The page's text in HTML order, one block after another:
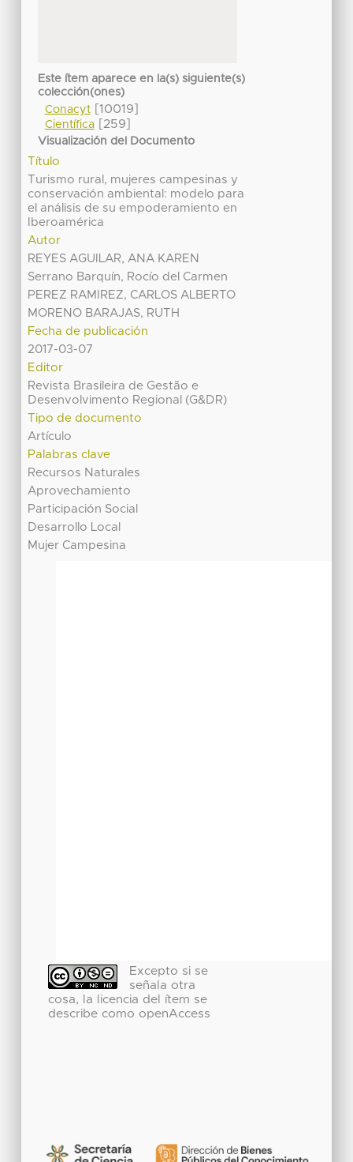
Este ítem aparece en la(s) siguiente(s)
colección(ones)
Conacyt[10019]
Científica[259]
Visualización del Documento
Título
Turismo rural, mujeres campesinas y
conservación ambiental: modelo para
el análisis de su empoderamiento en
Iberoamérica
Autor
REYES AGUILAR, ANA KAREN
Serrano Barquín, Rocío del Carmen
PEREZ RAMIREZ, CARLOS ALBERTO
MORENO BARAJAS, RUTH
Fecha de publicación
2017-03-07
Editor
Revista Brasileira de Gestão e
Desenvolvimento Regional (G&DR)
Tipo de documento
Artículo
Palabras clave
Recursos Naturales
Aprovechamiento
Participación Social
Desarrollo Local
Mujer Campesina
Excepto si se
señala otra
cosa, la licencia del ítem se
describe como openAccess